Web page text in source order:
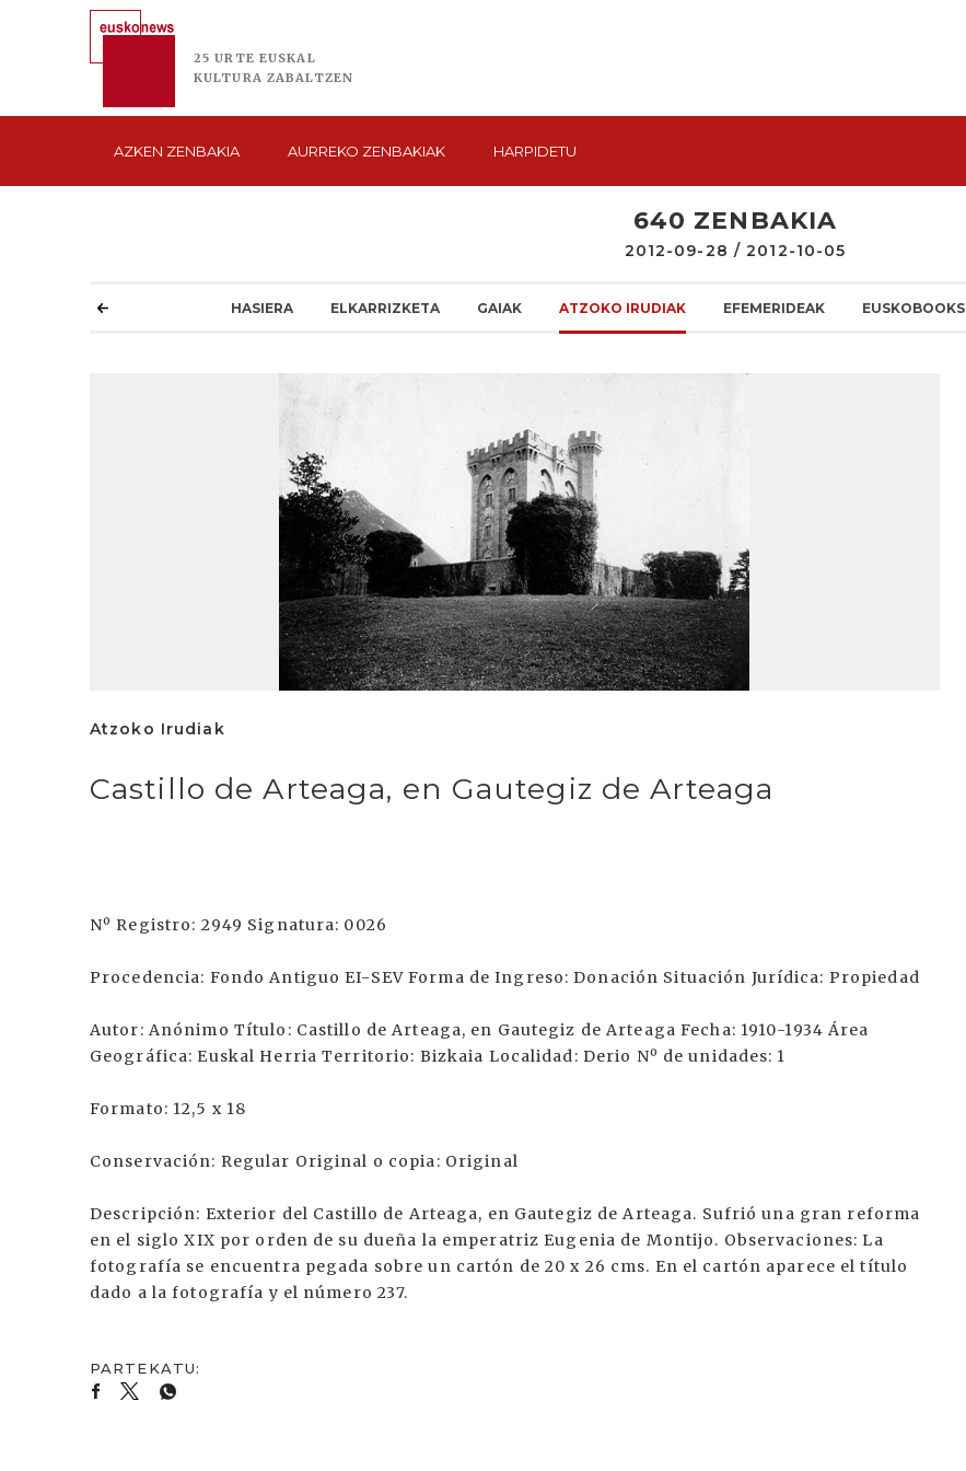
25 URTE EUSKAL
KULTURA ZABALTZEN
AZKEN ZENBAKIA AURREKO ZENBAKIAK HARPIDETU
640 ZENBAKIA
2012-09-28 / 2012-10-05
HASIERA ELKARRIZKETA GAIAK ATZOKO IRUDIAK EFEMERIDEAK EUSKOBOOKS
Atzoko Irudiak
Castillo de Arteaga, en Gautegiz de Arteaga
Nº Registro: 2949 Signatura: 0026
Procedencia: Fondo Antiguo EI-SEV Forma de Ingreso: Donación Situación Jurídica: Propiedad
Autor: Anónimo Título: Castillo de Arteaga, en Gautegiz de Arteaga Fecha: 1910-1934 Área
Geográfica: Euskal Herria Territorio: Bizkaia Localidad: Derio Nº de unidades: 1
Formato: 12,5 x 18
Conservación: Regular Original o copia: Original
Descripción: Exterior del Castillo de Arteaga, en Gautegiz de Arteaga. Sufrió una gran reforma
en el siglo XIX por orden de su dueña la emperatriz Eugenia de Montijo. Observaciones: La
fotografía se encuentra pegada sobre un cartón de 20 x 26 cms. En el cartón aparece el título
dado a la fotografía y el número 237.